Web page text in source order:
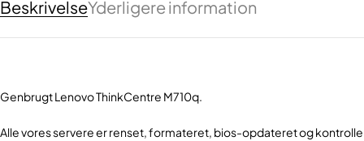
BeskrivelseYderligere information
Genbrugt Lenovo ThinkCentre M710q.
Alle vores servere er renset, formateret, bios-opdateret og